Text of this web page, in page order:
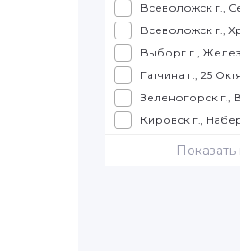
Всеволожск г.,
Всеволожск г.,
Выборг г.,
Гатчина г., 25
Зеленогорск г.,
Кировск г.,
Колпино г.,
Показать